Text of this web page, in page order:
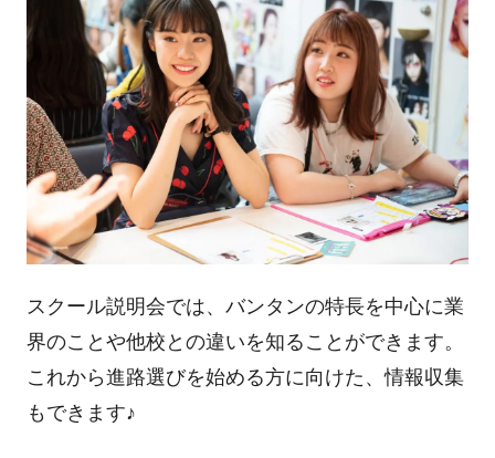
スクール説明会では、バンタンの特長を中心に業
界のことや他校との違いを知ることができます。
これから進路選びを始める方に向けた、情報収集
もできます♪